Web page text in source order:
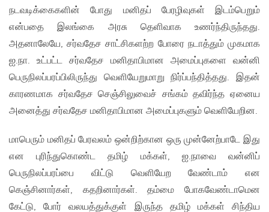
நடவடிக்கைகளின் போது மனிதப் பேரழிவுகள் இடம்பெறும்
என்பதை இலங்கை அரசு தெளிவாக உணர்ந்திருந்தது.
அதனாலேயே, சர்வதேச சாட்சிகளற்ற போரை நடாத்தும் முகமாக
ஐ.நா. உட்பட்ட சர்வதேச மனிதாபிமான அமைப்புகளை வன்னி
பெருநிலப்பரப்பிலிருந்து வெளியேறுமாறு நிர்ப்பந்தித்தது. இதன்
காரணமாக சர்வதேச செஞ்சிலுவைச் சங்கம் தவிர்ந்த ஏனைய
அனைத்து சர்வதேச மனிதாபிமான அமைப்புகளும் வெளியேறின.
மாபெரும் மனிதப் பேரவலம் ஒன்றிற்கான ஒரு முன்னேற்பாடே இது
என புரிந்துகொண்ட தமிழ் மக்கள், ஐ.நாவை வன்னிப்
பெருநிலப்பரப்பை விட்டு வெளியேற வேண்டாம் என
கெஞ்சினார்கள், கதறினார்கள். தம்மை போகவேண்டாமென
கேட்டு, போர் வலயத்துக்குள் இருந்த தமிழ் மக்கள் சிந்திய